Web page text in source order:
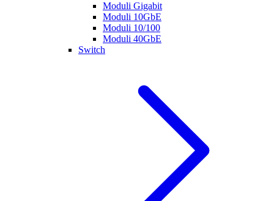
Moduli Gigabit
Moduli 10GbE
Moduli 10/100
Moduli 40GbE
Switch